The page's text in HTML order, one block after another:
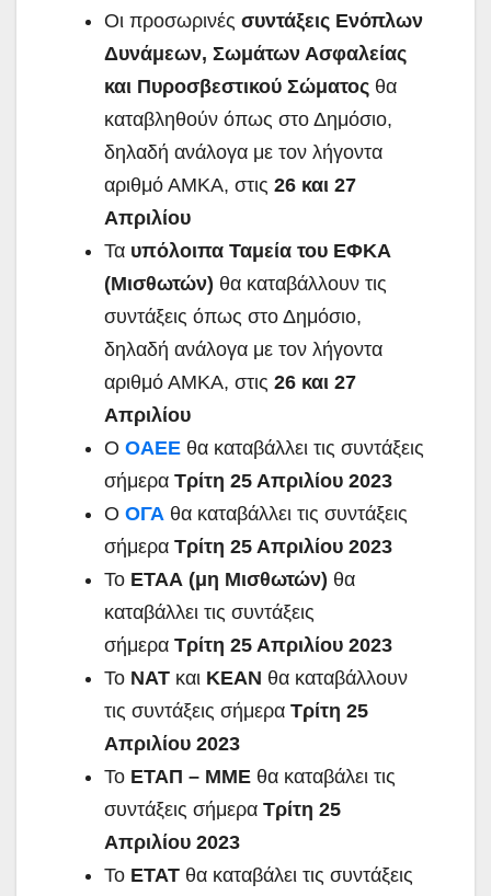
Οι προσωρινές συντάξεις Ενόπλων
Δυνάμεων, Σωμάτων Ασφαλείας
και Πυροσβεστικού Σώματος θα
καταβληθούν όπως στο Δημόσιο,
δηλαδή ανάλογα με τον λήγοντα
αριθμό ΑΜΚΑ, στις 26 και 27
Απριλίου
Τα υπόλοιπα Ταμεία του ΕΦΚΑ
(Μισθωτών) θα καταβάλλουν τις
συντάξεις όπως στο Δημόσιο,
δηλαδή ανάλογα με τον λήγοντα
αριθμό ΑΜΚΑ, στις 26 και 27
Απριλίου
Ο ΟΑΕΕ θα καταβάλλει τις συντάξεις
σήμερα Τρίτη 25 Απριλίου 2023
Ο ΟΓΑ θα καταβάλλει τις συντάξεις
σήμερα Τρίτη 25 Απριλίου 2023
Το ΕΤΑΑ (μη Μισθωτών) θα
καταβάλλει τις συντάξεις
σήμερα Τρίτη 25 Απριλίου 2023
Το ΝΑΤ και ΚΕΑΝ θα καταβάλλουν
τις συντάξεις σήμερα Τρίτη 25
Απριλίου 2023
Το ΕΤΑΠ – ΜΜΕ θα καταβάλει τις
συντάξεις σήμερα Τρίτη 25
Απριλίου 2023
Το ΕΤΑΤ θα καταβάλει τις συντάξεις